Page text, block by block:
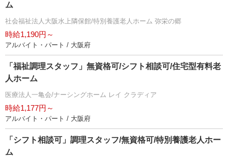
ム
社会福祉法人大阪水上隣保館/特別養護老人ホーム 弥栄の郷
時給1,190円～
アルバイト・パート / 大阪府
「福祉調理スタッフ」無資格可/シフト相談可/住宅型有料老
人ホーム
医療法人一亀会/ナーシングホーム レイ クラディア
時給1,177円～
アルバイト・パート / 大阪府
「シフト相談可」調理スタッフ/無資格可/特別養護老人ホー
ム